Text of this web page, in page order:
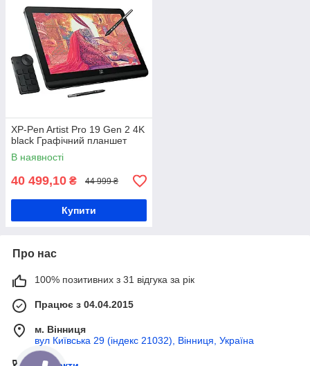
XP-Pen Artist Pro 19 Gen 2 4K
black Графічний планшет
В наявності
40 499,10 ₴ 44 999 ₴
Купити
Про нас
100% позитивних з 31 відгука за рік
Працює з 04.04.2015
м. Вінниця
вул Київська 29 (індекс 21032), Вінниця, Україна